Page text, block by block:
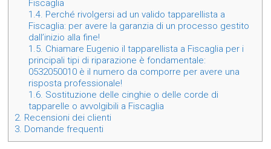
Fiscaglia
1.4. Perché rivolgersi ad un valido tapparellista a
Fiscaglia: per avere la garanzia di un processo gestito
dall’inizio alla fine!
1.5. Chiamare Eugenio il tapparellista a Fiscaglia per i
principali tipi di riparazione è fondamentale:
0532050010 è il numero da comporre per avere una
risposta professionale!
1.6. Sostituzione delle cinghie o delle corde di
tapparelle o avvolgibili a Fiscaglia
2. Recensioni dei clienti
3. Domande frequenti